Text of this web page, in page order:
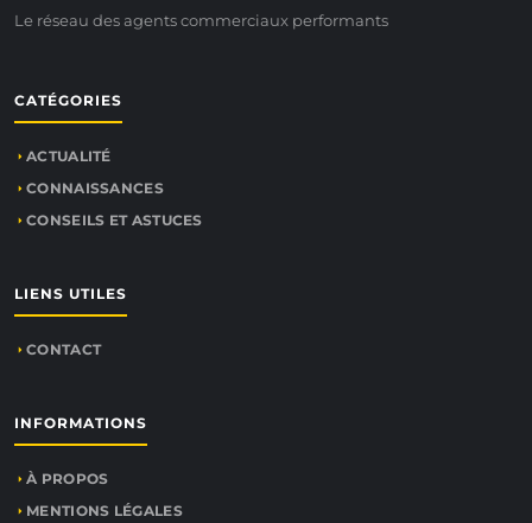
Le réseau des agents commerciaux performants
CATÉGORIES
ACTUALITÉ
CONNAISSANCES
CONSEILS ET ASTUCES
LIENS UTILES
CONTACT
INFORMATIONS
À PROPOS
MENTIONS LÉGALES